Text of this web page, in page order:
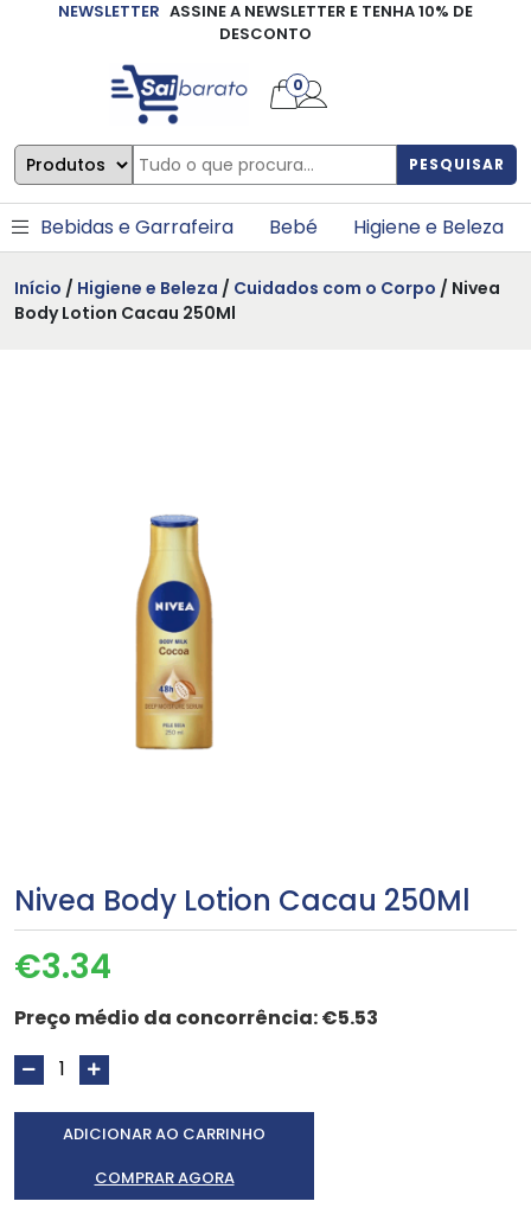
NEWSLETTER ASSINE A NEWSLETTER E TENHA 10% DE
DESCONTO
PESQUISAR
0
Bebidas e Garrafeira Bebé Higiene e Beleza
Início / Higiene e Beleza / Cuidados com o Corpo / Nivea
Body Lotion Cacau 250Ml
Nivea Body Lotion Cacau 250Ml
€3.34
Preço médio da concorrência:€5.53
ADICIONAR AO CARRINHO
COMPRAR AGORA